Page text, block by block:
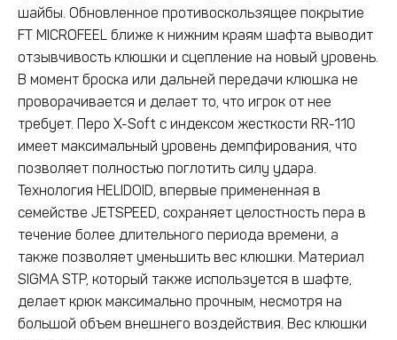
шайбы. Обновленное противоскользящее покрытие
FT MICROFEEL ближе к нижним краям шафта выводит
отзывчивость клюшки и сцепление на новый уровень.
В момент броска или дальней передачи клюшка не
проворачивается и делает то, что игрок от нее
требует. Перо X-Soft с индексом жесткости RR-110
имеет максимальный уровень демпфирования, что
позволяет полностью поглотить силу удара.
Технология HELIDOID, впервые примененная в
семействе JETSPEED, сохраняет целостность пера в
течение более длительного периода времени, а
также позволяет уменьшить вес клюшки. Материал
SIGMA STP, который также используется в шафте,
делает крюк максимально прочным, несмотря на
большой объем внешнего воздействия. Вес клюшки